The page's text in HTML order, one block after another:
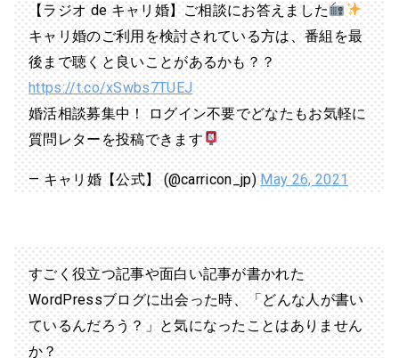
【ラジオ de キャリ婚】ご相談にお答えました
キャリ婚のご利用を検討されている方は、番組を最
後まで聴くと良いことがあるかも？？
https://t.co/xSwbs7TUEJ
婚活相談募集中！ ログイン不要でどなたもお気軽に
質問レターを投稿できます
— キャリ婚【公式】 (@carricon_jp)May 26, 2021
すごく役立つ記事や面白い記事が書かれた
WordPressブログに出会った時、「どんな人が書い
ているんだろう？」と気になったことはありません
か？